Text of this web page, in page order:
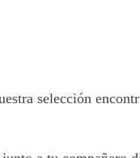
selección